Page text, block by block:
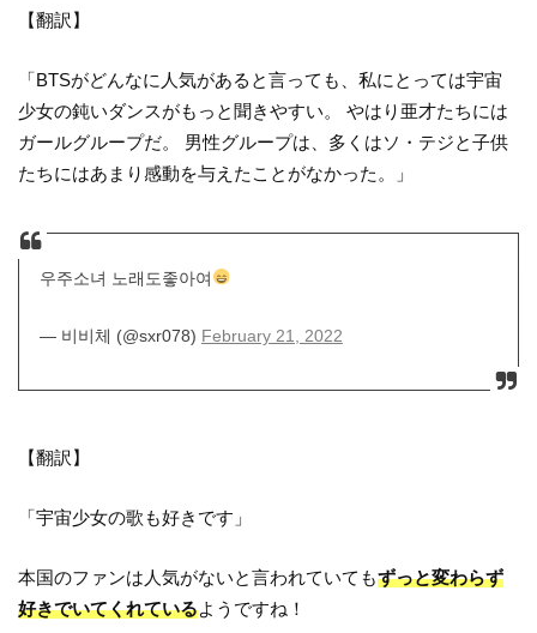
【翻訳】
「BTSがどんなに人気があると言っても、私にとっては宇宙
少女の鈍いダンスがもっと聞きやすい。 やはり亜才たちには
ガールグループだ。 男性グループは、多くはソ・テジと子供
たちにはあまり感動を与えたことがなかった。」
우주소녀 노래도좋아여
— 비비체 (@sxr078) February 21, 2022
【翻訳】
「宇宙少女の歌も好きです」
本国のファンは人気がないと言われていてもずっと変わらず
好きでいてくれているようですね！